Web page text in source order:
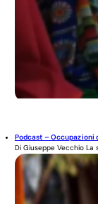
Podcast – Occupazioni
Di Giuseppe Vecchio La